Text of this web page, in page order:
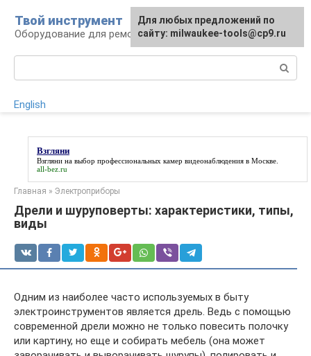
контенту
Твой инструмент
Оборудование для ремонтных работ
English
Взгляни
Взгляни на выбор профессиональных камер видеонаблюдения в Москве.
all-bez.ru
Главная » Электроприборы
Дрели и шуруповерты: характеристики, типы,
виды
Одним из наиболее часто используемых в быту
электроинструментов является дрель. Ведь с помощью
современной дрели можно не только повесить полочку
или картину, но еще и собирать мебель (она может
Для любых предложений по
сайту: milwaukee-tools@cp9.ru